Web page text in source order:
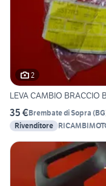
2
LEVA CAMBIO BRACCIO
35 €Brembate di Sopra (BG
Rivenditore